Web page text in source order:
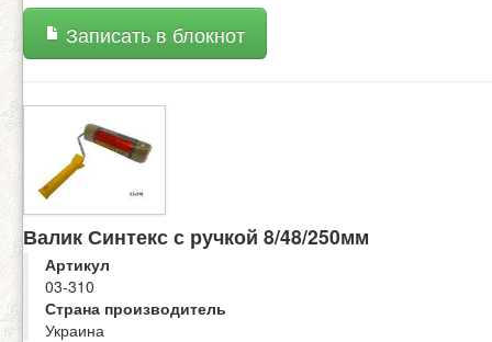
Записать в блокнот
Валик Синтекс с ручкой 8/48/250мм
Артикул
03-310
Страна производитель
Украина